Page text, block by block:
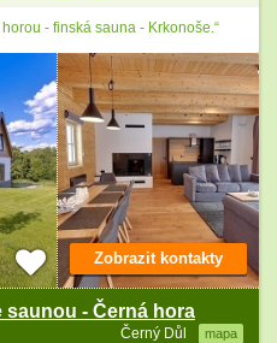
- finská sauna - Krkonoše.“
- Černá hora
Černý Důl mapa
Zobrazit kontakty